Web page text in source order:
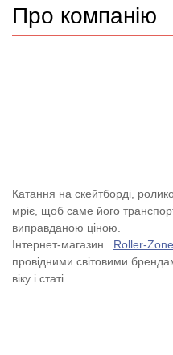
Про компанію
Катання на скейтборді,
мріє, щоб саме його
виправданою ціною.
Інтернет-магазин
Roller-Zone
провідними світовими
віку і статі.